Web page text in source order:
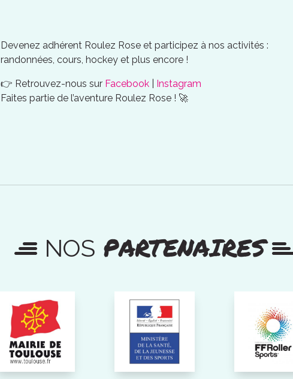
Devenez adhérent Roulez Rose et participez à nos activités :
randonnées, cours, hockey et plus encore !
👉 Retrouvez-nous sur Facebook
Instagram
Faites partie de l’aventure Roulez Rose ! 🚀
NOSPARTENAIRES